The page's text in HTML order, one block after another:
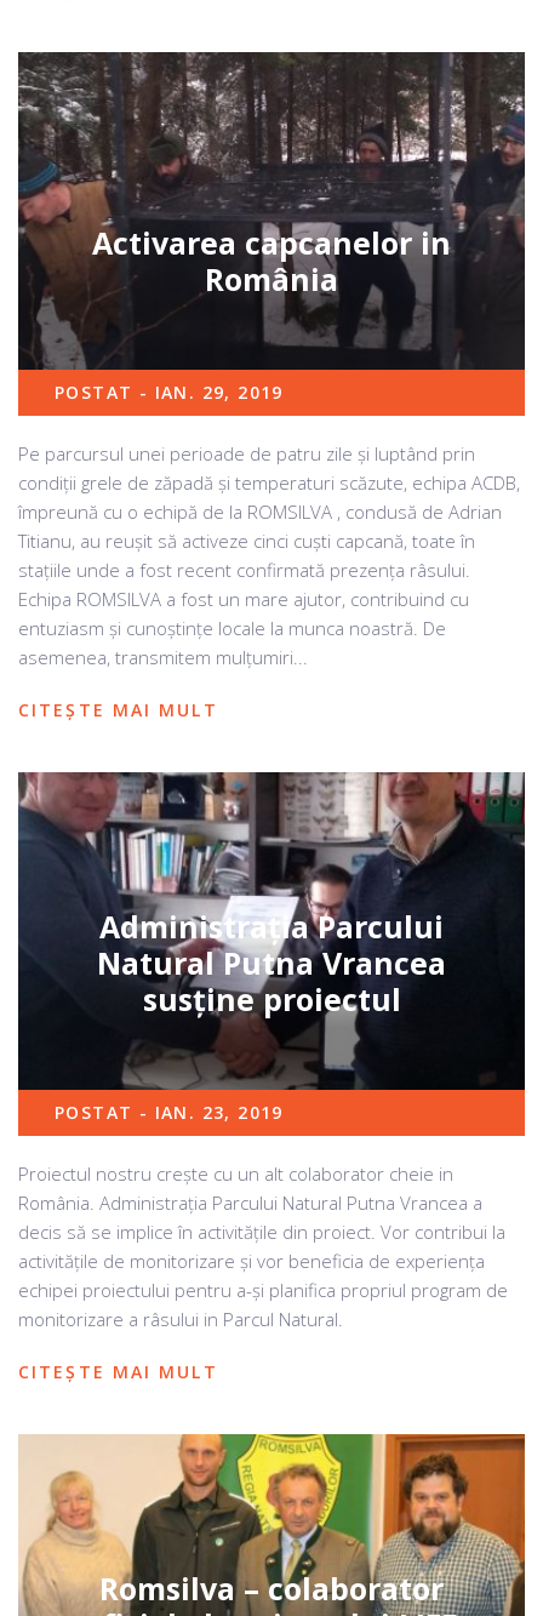
Activarea capcanelor in
România
POSTAT - IAN. 29, 2019
Pe parcursul unei perioade de patru zile și luptând prin
condiții grele de zăpadă și temperaturi scăzute, echipa ACDB,
împreună cu o echipă de la ROMSILVA , condusă de Adrian
Titianu, au reușit să activeze cinci cuști capcană, toate în
stațiile unde a fost recent confirmată prezența râsului.
Echipa ROMSILVA a fost un mare ajutor, contribuind cu
entuziasm și cunoștințe locale la munca noastră. De
asemenea, transmitem mulțumiri...
CITEȘTE MAI MULT
Administrația Parcului
Natural Putna Vrancea
susține proiectul
POSTAT - IAN. 23, 2019
Proiectul nostru crește cu un alt colaborator cheie in
România. Administrația Parcului Natural Putna Vrancea a
decis să se implice în activitățile din proiect. Vor contribui la
activitățile de monitorizare și vor beneficia de experiența
echipei proiectului pentru a-și planifica propriul program de
monitorizare a râsului in Parcul Natural.
CITEȘTE MAI MULT
Romsilva – colaborator